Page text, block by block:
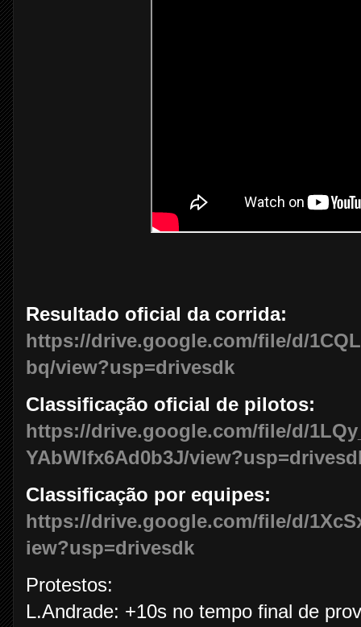
Resultado oficial da corrida:
https://drive.google.com/file/d/
bq/view?usp=drivesdk
Classificação oficial de pilotos:
https://drive.google.com/file/d/
YAbWlfx6Ad0b3J/
Classificação por equipes:
https://drive.google.com/file/d/
iew?usp=drivesdk
Protestos:
L.Andrade: +10s no tempo final de